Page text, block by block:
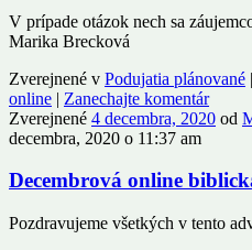
V prípade otázok nech sa
Marika Brecková
Zverejnené v Podujatia plánované |
online | Zanechajte komentár
Zverejnené 4 decembra, 2020 od
decembra, 2020 o 11:37 am
Decembrová online
Pozdravujeme všetkých v tento